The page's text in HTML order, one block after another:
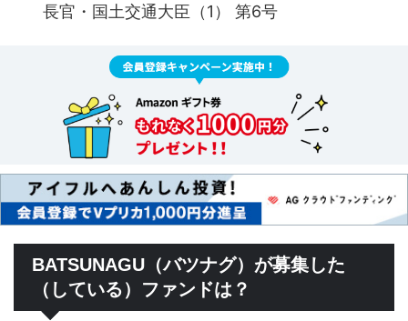
長官・国土交通大臣（1） 第6号
BATSUNAGU（バツナグ）が募集した
（している）ファンドは？